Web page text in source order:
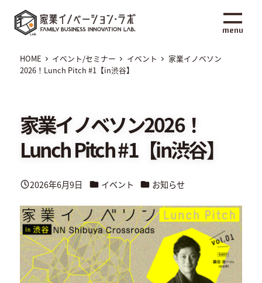
家業イノベーション・ラボ
menu
HOME イベント/セミナー イベント
家業イノベソン
2026！Lunch Pitch #1【in渋谷】
家業イノベソン2026！
Lunch Pitch #1【in渋谷】
投稿日
2026年6月9日 カテゴリー
イベント カテゴリー
お知らせ